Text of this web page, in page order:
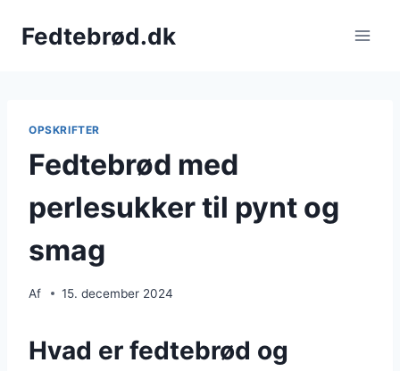
Fedtebrød.dk
OPSKRIFTER
Fedtebrød med
perlesukker til pynt og
smag
Af 15. december 2024
Hvad er fedtebrød og